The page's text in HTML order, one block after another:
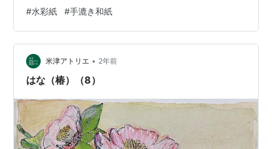
#水彩紙 #手漉き和紙
米津アトリエ • 2年前
はな（椿）（8）